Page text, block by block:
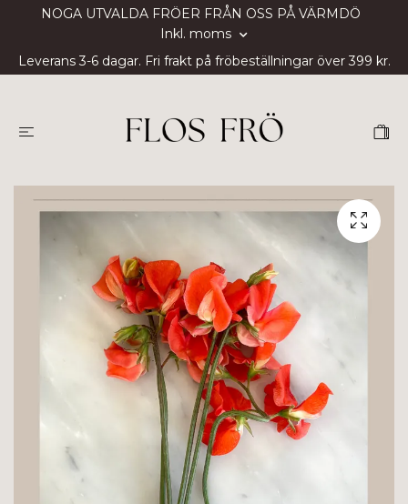
NOGA UTVALDA FRÖER FRÅN OSS PÅ VÄRMDÖ
Inkl. moms
Leverans 3-6 dagar. Fri frakt på fröbeställningar över 399 kr.